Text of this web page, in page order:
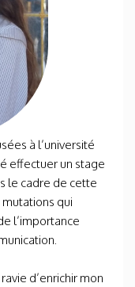
à l’université
effectuer un stage
le cadre de cette
qui
l’importance
d’enrichir mon